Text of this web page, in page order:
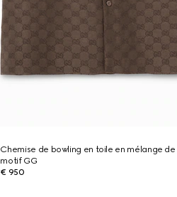
Chemise de bowling en toile en mélange de
motif GG
€ 950